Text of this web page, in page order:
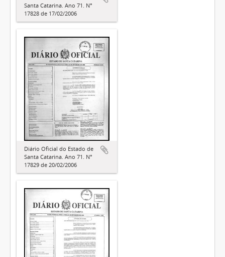
Santa Catarina. Ano 71. N°
17828 de 17/02/2006
Diário Oficial do Estado de
Santa Catarina. Ano 71. N°
17829 de 20/02/2006